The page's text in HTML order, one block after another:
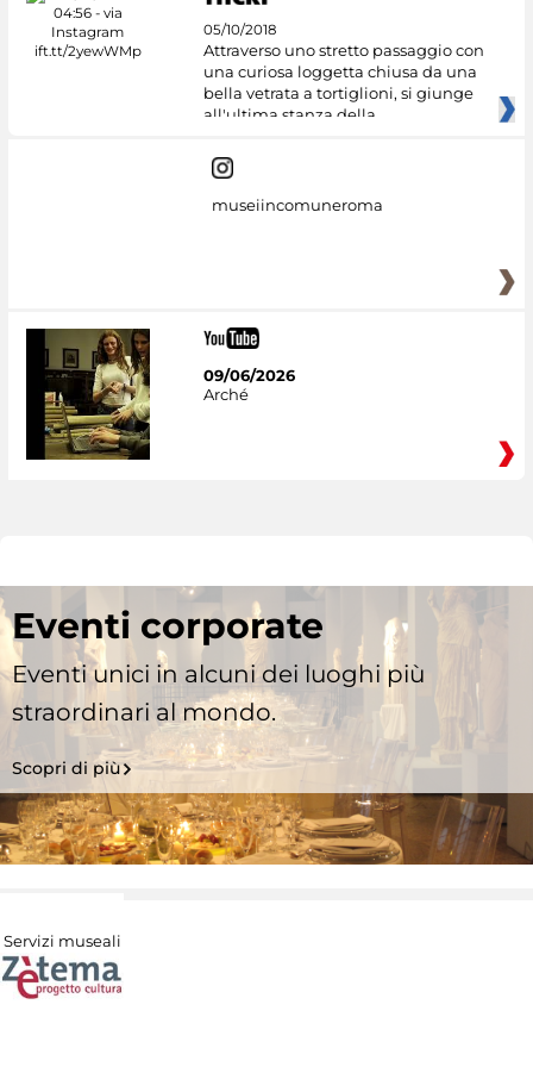
05/10/2018
Attraverso uno stretto passaggio con
una curiosa loggetta chiusa da una
bella vetrata a tortiglioni, si giunge
all'ultima stanza della
museiincomuneroma
09/06/2026
Arché
Eventi corporate
Eventi unici in alcuni dei luoghi più
straordinari al mondo.
Scopri di più
Servizi museali